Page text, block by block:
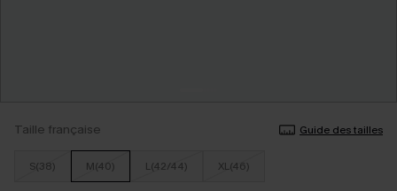
Taille française Guide des tailles
S(38) M(40) L(42/44) XL(46)